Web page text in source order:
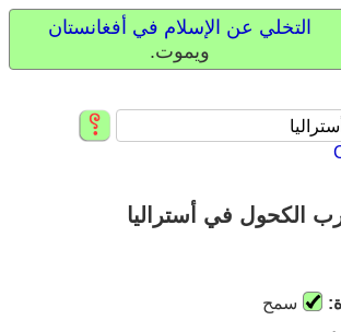
التخلي عن الإسلام في أفغانستان
ويموت.
الكحول في أستراليا
سمح